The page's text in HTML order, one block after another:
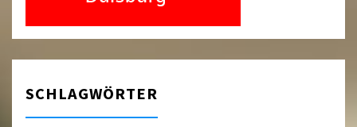
SCHLAGWÖRTER